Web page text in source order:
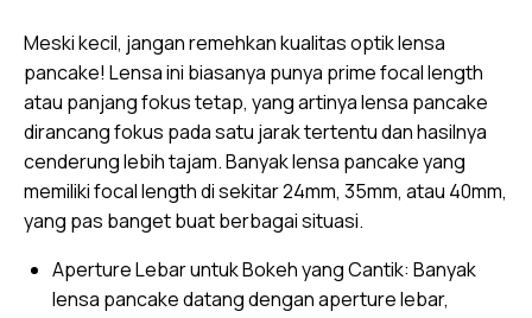
Meski kecil, jangan remehkan kualitas optik lensa
pancake! Lensa ini biasanya punya prime focal length
atau panjang fokus tetap, yang artinya lensa pancake
dirancang fokus pada satu jarak tertentu dan hasilnya
cenderung lebih tajam. Banyak lensa pancake yang
memiliki focal length di sekitar 24mm, 35mm, atau 40mm,
yang pas banget buat berbagai situasi.
Aperture Lebar untuk Bokeh yang Cantik: Banyak
lensa pancake datang dengan aperture lebar,